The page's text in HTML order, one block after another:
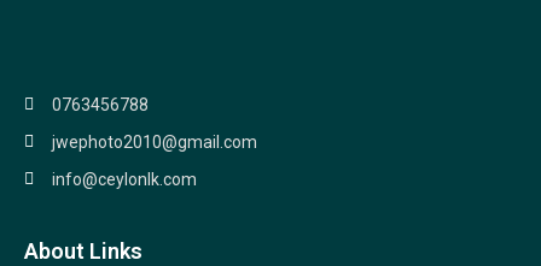
0763456788
jwephoto2010@gmail.com
info@ceylonlk.com
About Links